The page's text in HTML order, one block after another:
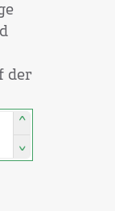
der
^
^